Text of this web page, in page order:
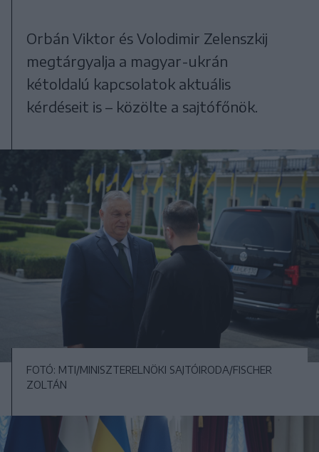
Orbán Viktor és Volodimir Zelenszkij
megtárgyalja a magyar-ukrán
kétoldalú kapcsolatok aktuális
kérdéseit is – közölte a sajtófőnök.
FOTÓ: MTI/MINISZTERELNÖKI SAJTÓIRODA/FISCHER
ZOLTÁN